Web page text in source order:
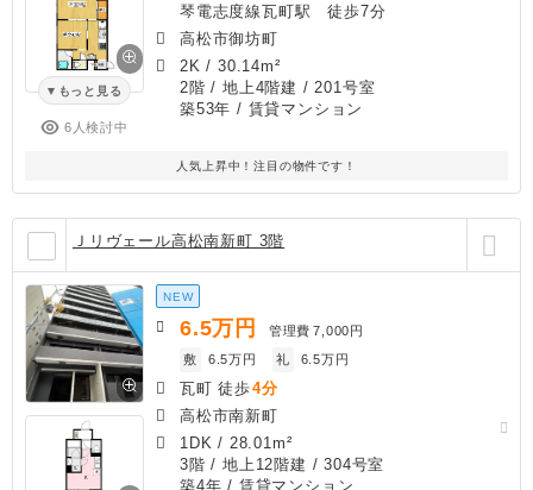
もっと見る
6人検討中
琴電志度線瓦町駅 徒歩7分
高松市御坊町
2K /30.14m²
2階 / 地上4階建 / 201号室
築53年 / 賃貸マンション
人気上昇中！注目の物件です！
Ｊリヴェール高松南新町 3階
NEW
6.5万円 管理費 7,000円
敷
6.5万円 礼 6.5万円
瓦町 徒歩4分
高松市南新町
1DK / 28.01m²
3階 / 地上12階建 / 304号室
築4年 / 賃貸マンション